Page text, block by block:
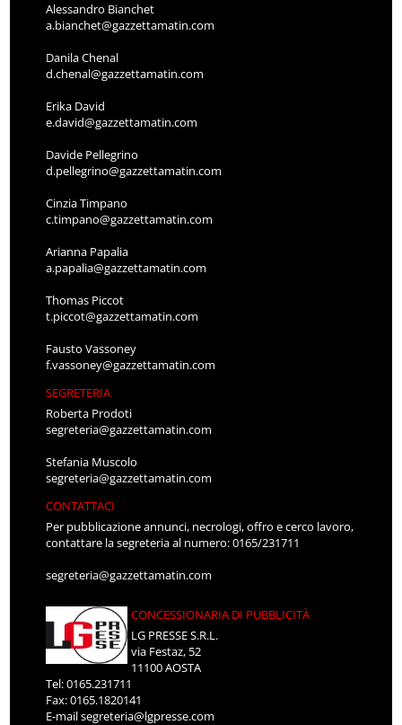
Alessandro Bianchet
a.bianchet@gazzettamatin.com
Danila Chenal
d.chenal@gazzettamatin.com
Erika David
e.david@gazzettamatin.com
Davide Pellegrino
d.pellegrino@gazzettamatin.com
Cinzia Timpano
c.timpano@gazzettamatin.com
Arianna Papalia
a.papalia@gazzettamatin.com
Thomas Piccot
t.piccot@gazzettamatin.com
Fausto Vassoney
f.vassoney@gazzettamatin.com
SEGRETERIA
Roberta Prodoti
segreteria@gazzettamatin.com
Stefania Muscolo
segreteria@gazzettamatin.com
CONTATTACI
Per pubblicazione annunci, necrologi, offro e cerco lavoro,
contattare la segreteria al numero: 0165/231711
segreteria@gazzettamatin.com
CONCESSIONARIA DI PUBBLICITÀ
LG PRESSE S.R.L.
via Festaz, 52
11100 AOSTA
Tel: 0165.231711
Fax: 0165.1820141
E-mailsegreteria@lgpresse.com